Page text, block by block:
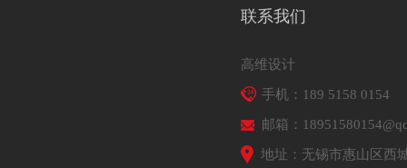
联系我们
高维设计
手机：189 5158 0154
邮箱：
地址：无锡市惠山区西